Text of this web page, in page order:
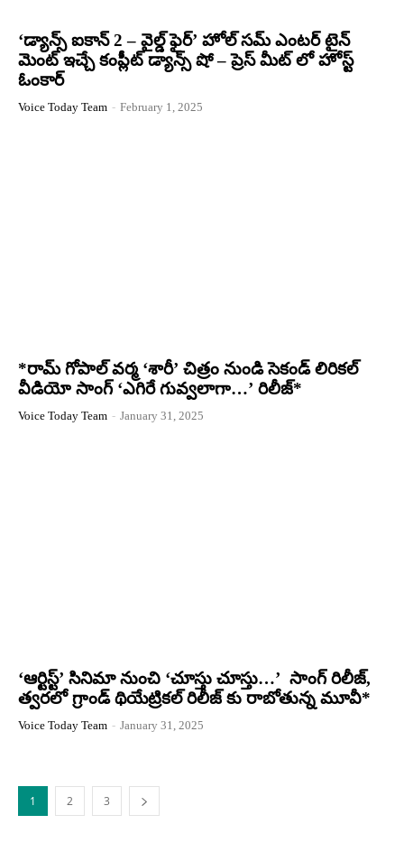
‘డ్యాన్స్ ఐకాన్ 2 – వైల్డ్ ఫైర్’ హోల్ సమ్ ఎంటర్ టైన్
మెంట్ ఇచ్చే కంప్లీట్ డ్యాన్స్ షో – ప్రెస్ మీట్ లో హోస్ట్
ఓంకార్
Voice Today Team - February 1, 2025
*రామ్ గోపాల్ వర్మ ‘శారీ’ చిత్రం నుండి సెకండ్ లిరికల్
వీడియో సాంగ్ ‘ఎగిరే గువ్వలాగా…’ రిలీజ్*
Voice Today Team - January 31, 2025
‘ఆర్టిస్ట్’ సినిమా నుంచి ‘చూస్తు చూస్తు…’ సాంగ్ రిలీజ్,
త్వరలో గ్రాండ్ థియేట్రికల్ రిలీజ్ కు రాబోతున్న మూవీ*
Voice Today Team - January 31, 2025
1 2 3